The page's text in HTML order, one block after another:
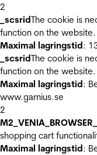
2
_scsridThe cookie is
function on the
Maximal lagringstid:
_scsridThe cookie is
function on the
Maximal lagringstid:
www.garnius.se
2
shopping cart
Maximal lagringstid: